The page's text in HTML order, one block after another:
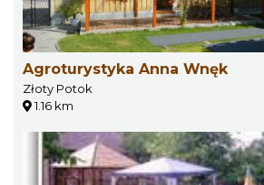
Agroturystyka Anna Wnęk
Złoty Potok
1.16 km